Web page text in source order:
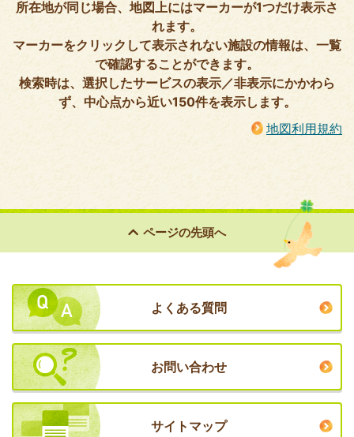
所在地が同じ場合、地図上にはマーカーが1つだけ表示さ
れます。
マーカーをクリックして表示されない施設の情報は、一覧
で確認することができます。
検索時は、選択したサービスの表示／非表示にかかわら
ず、中心点から近い150件を表示します。
地図利用規約
ページの先頭へ
よくある質問
お問い合わせ
サイトマップ